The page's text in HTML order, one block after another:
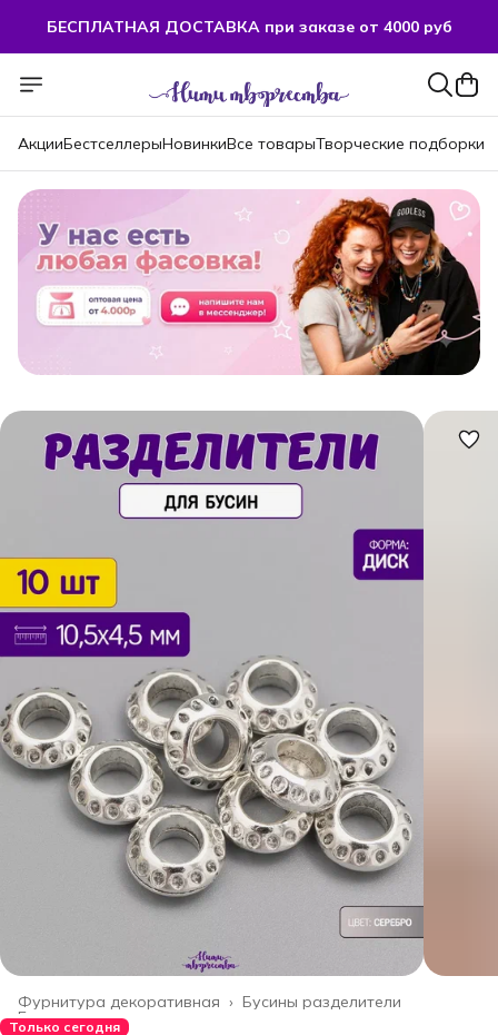
БЕСПЛАТНАЯ ДОСТАВКА при заказе от 4000 руб
БЕСПЛАТНАЯ ДОСТАВКА при заказе от 4000 руб
АкцииБестселлерыНовинкиВсе товарыТворческие подборки
Бусины разделители
Фурнитура декоративная ›
Главная ›
Только сегодня